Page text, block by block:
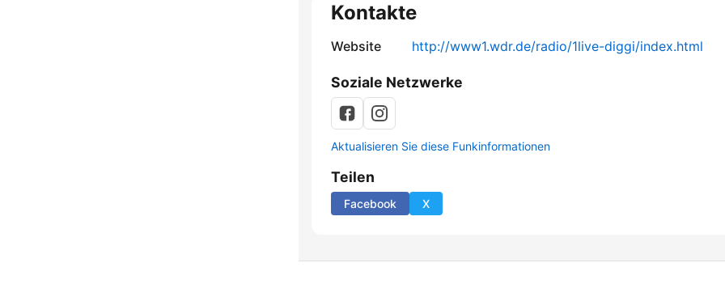
Kontakte
Website http://www1.wdr.de/radio/1live-diggi/index.html
Soziale Netzwerke
Aktualisieren Sie diese Funkinformationen
Teilen
Facebook X